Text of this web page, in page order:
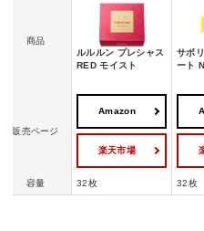
商品
ルルルン プレシャス
RED モイスト
サボ
ート N
販売ページ
Amazon
楽天市場
容量 32枚 32枚